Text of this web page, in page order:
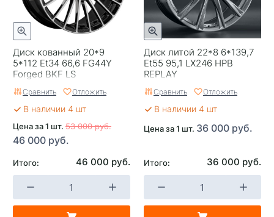
Диск кованный 20*9
5*112 Et34 66,6 FG44Y
Forged BKF LS
Сравнить Отложить
В наличии 4 шт
Цена за 1 шт. 53 000 руб.
46 000 руб.
Итого: 46 000 руб.
Диск литой 22*8 6*139,7
Et55 95,1 LX246 HPB
REPLAY
Сравнить Отложить
В наличии 4 шт
Цена за 1 шт. 36 000 руб.
Итого: 36 000 руб.